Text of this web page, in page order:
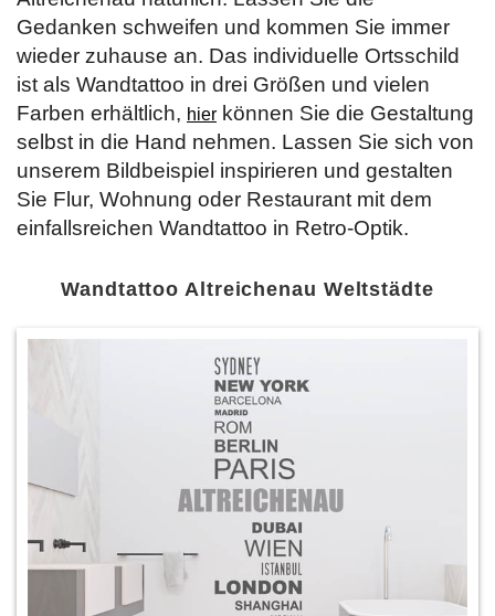
Gedanken schweifen und kommen Sie immer
wieder zuhause an. Das individuelle Ortsschild
ist als Wandtattoo in drei Größen und vielen
Farben erhältlich, hier können Sie die Gestaltung
selbst in die Hand nehmen. Lassen Sie sich von
unserem Bildbeispiel inspirieren und gestalten
Sie Flur, Wohnung oder Restaurant mit dem
einfallsreichen Wandtattoo in Retro-Optik.
Wandtattoo Altreichenau Weltstädte